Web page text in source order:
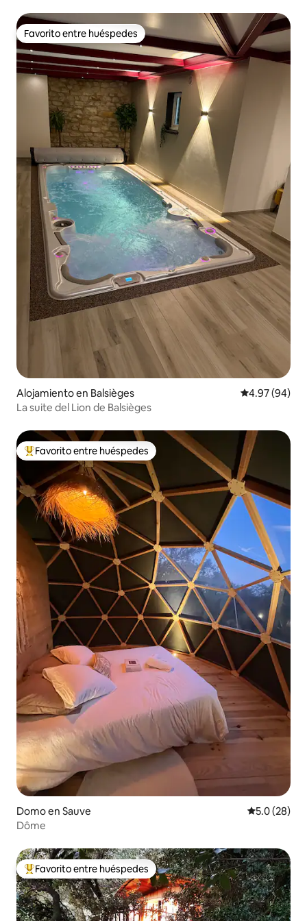
Favorito entre huéspedes
Favorito entre huéspedes
Alojamiento en Balsièges Calificación
4.97 (94)
La suite del Lion de Balsièges
Favorito entre huéspedes preferido
Favorito entre huéspedes
Domo en Sauve Calificación
5.0 (28)
Dôme
Favorito entre huéspedes preferido
Favorito entre huéspedes